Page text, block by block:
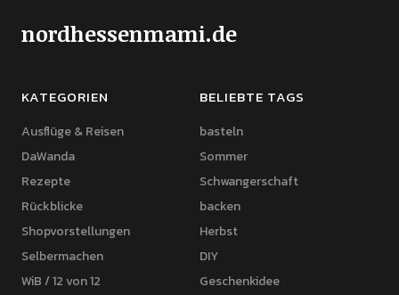
nordhessenmami.de
KATEGORIEN
Ausflüge & Reisen
DaWanda
Rezepte
Rückblicke
Shopvorstellungen
Selbermachen
WiB / 12 von 12
BELIEBTE TAGS
basteln
Sommer
Schwangerschaft
backen
Herbst
DIY
Geschenkidee